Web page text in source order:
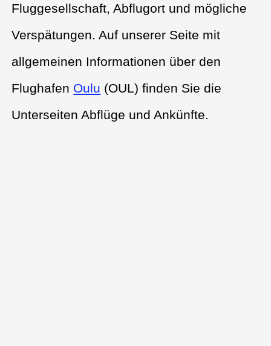
Fluggesellschaft, Abflugort und mögliche
Verspätungen. Auf unserer Seite mit
allgemeinen Informationen über den
Flughafen Oulu (OUL) finden Sie die
Unterseiten Abflüge und Ankünfte.